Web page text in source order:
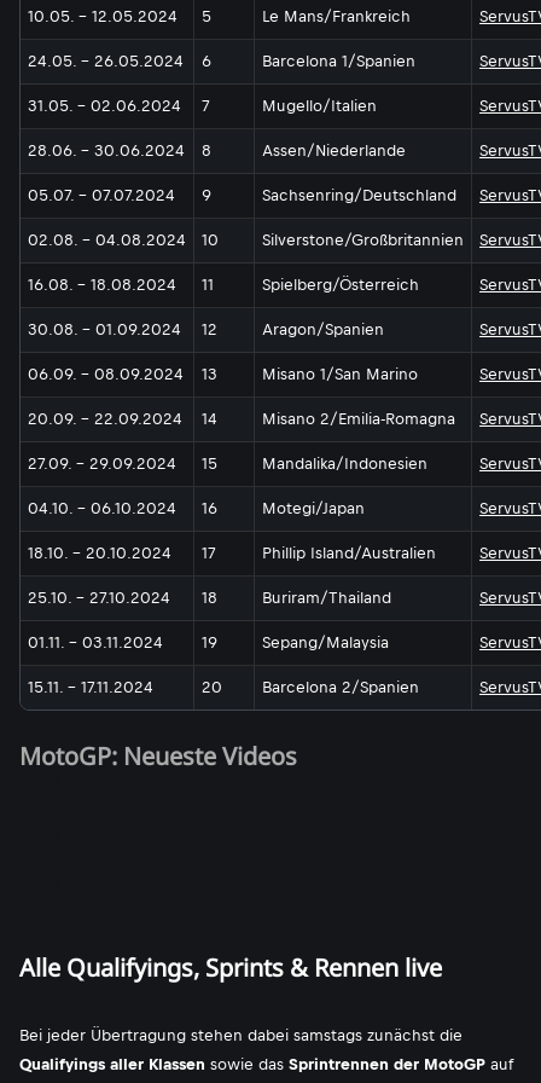
10.05. - 12.05.2024 5 Le Mans/Frankreich
24.05. - 26.05.2024 6 Barcelona 1/Spanien
31.05. - 02.06.2024 7 Mugello/Italien
28.06. - 30.06.2024 8 Assen/Niederlande
05.07. - 07.07.2024 9 Sachsenring/Deutschland
02.08. - 04.08.2024 10 Silverstone/Großbritannien
16.08. - 18.08.2024 11 Spielberg/Österreich
30.08. - 01.09.2024 12 Aragon/Spanien
06.09. - 08.09.2024 13 Misano 1/San Marino
20.09. - 22.09.2024 14 Misano 2/Emilia-Romagna
27.09. - 29.09.2024 15 Mandalika/Indonesien
04.10. - 06.10.2024 16 Motegi/Japan
18.10. - 20.10.2024 17 Phillip Island/Australien
25.10. - 27.10.2024 18 Buriram/Thailand
01.11. - 03.11.2024 19 Sepang/Malaysia
15.11. - 17.11.2024 20 Barcelona 2/Spanien
MotoGP: Neueste Videos
Alle Qualifyings, Sprints & Rennen live
Bei jeder Übertragung stehen dabei samstags zunächst die
Qualifyings aller Klassen sowie das Sprintrennen der MotoGP auf